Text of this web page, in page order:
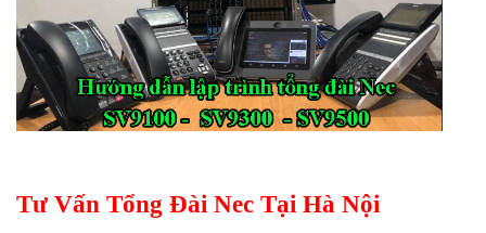
Tư Vấn Tổng Đài Nec Tại Hà Nội